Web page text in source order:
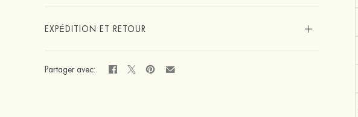
EXPÉDITION ET RETOUR
Partager avec: